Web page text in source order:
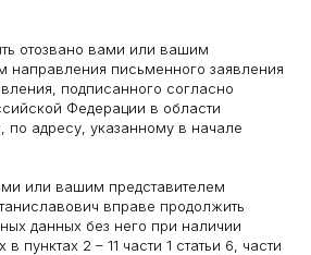
отозвано вами или вашим
направления письменного заявления
подписанного согласно
Федерации в области
по адресу, указанному в начале
или вашим представителем
вправе продолжить
данных без него при наличии
пунктах 2 – 11 части 1 статьи 6, части
27 61
3А стр. 1, 4
офис